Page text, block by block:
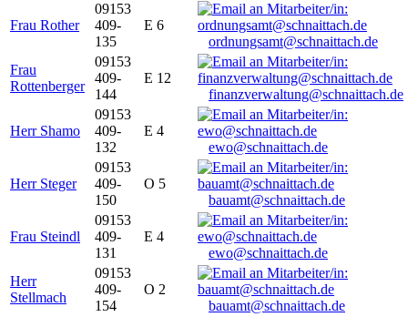
Frau Rother
09153
409-
135
E 6
ordnungsamt@schnaittach.de
Frau
Rottenberger
09153
409-
144
E 12
finanzverwaltung@schnaittach.de
Herr Shamo
09153
409-
132
E 4
ewo@schnaittach.de
Herr Steger
09153
409-
150
O 5
bauamt@schnaittach.de
Frau Steindl
09153
409-
131
E 4
ewo@schnaittach.de
Herr
Stellmach
09153
409-
154
O 2
bauamt@schnaittach.de